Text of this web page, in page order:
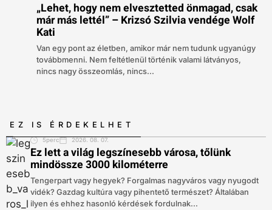
„Lehet, hogy nem elvesztetted önmagad, csak
már más lettél” – Krizsó Szilvia vendége Wolf
Kati
Van egy pont az életben, amikor már nem tudunk ugyanúgy
továbbmenni. Nem feltétlenül történik valami látványos,
nincs nagy összeomlás, nincs...
EZ IS ÉRDEKELHET
5perc 2026. 08. 07.
Ez lett a világ legszínesebb városa, tőlünk
mindössze 3000 kilométerre
Tengerpart vagy hegyek? Forgalmas nagyváros vagy nyugodt
vidék? Gazdag kultúra vagy pihentető természet? Általában
ilyen és ehhez hasonló kérdések fordulnak...